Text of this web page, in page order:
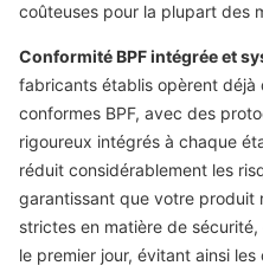
coûteuses pour la plupart des
Conformité BPF intégrée et
fabricants établis opèrent déjà
conformes BPF, avec des
rigoureux intégrés à chaque
réduit considérablement les
garantissant que votre produit
strictes en matière de
le premier jour, évitant ainsi